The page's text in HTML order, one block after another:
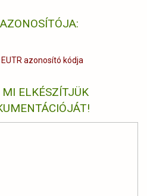
ELKÉSZÍTJÜK